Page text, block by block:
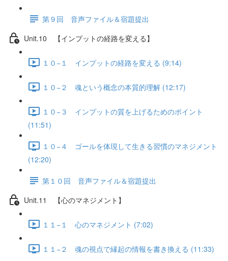
第９回 音声ファイル＆宿題提出
Unit.10 【インプットの経路を変える】
１０−１ インプットの経路を変える (9:14)
１０−２ 魂という概念の本質的理解 (12:17)
１０−３ インプットの質を上げるためのポイント
(11:51)
１０−４ ゴールを体現して生きる習慣のマネジメント
(12:20)
第１０回 音声ファイル＆宿題提出
Unit.11 【心のマネジメント】
１１−１ 心のマネジメント (7:02)
１１−２ 魂の視点で縁起の情報を書き換える (11:33)